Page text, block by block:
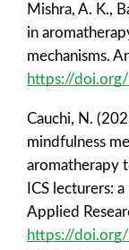
Mishra, A. K.,
in
mechanisms.
https://
Cauchi, N.
mindfulness
aromatherapy
ICS lecturers:
Applied
https://